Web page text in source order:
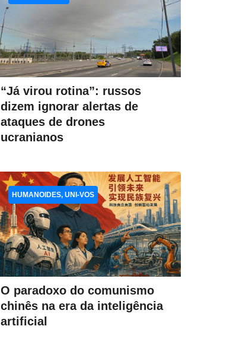
“Já virou rotina”: russos
dizem ignorar alertas de
ataques de drones
ucranianos
O paradoxo do comunismo
chinês na era da inteligência
artificial
HUMANOIDES, UNI-VOS